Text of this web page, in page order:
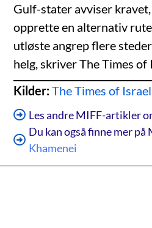
Gulf-stater avviser
opprette en alternativ
utløste angrep flere
helg, skriver The Times of
Kilder:The Times of Israel
Les andre MIFF-artikler
Du kan også finne mer på
Khamenei